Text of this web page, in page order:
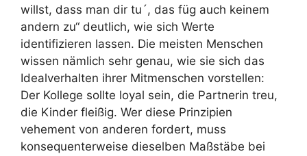
willst, dass man dir tu´, das füg auch keinem
andern zu“ deutlich, wie sich Werte
identifizieren lassen. Die meisten Menschen
wissen nämlich sehr genau, wie sie sich das
Idealverhalten ihrer Mitmenschen vorstellen:
Der Kollege sollte loyal sein, die Partnerin treu,
die Kinder fleißig. Wer diese Prinzipien
vehement von anderen fordert, muss
konsequenterweise dieselben Maßstäbe bei